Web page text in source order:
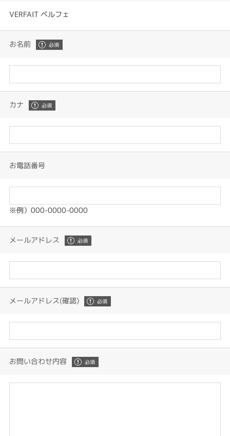
VERFAIT ベルフェ
お名前
カナ
お電話番号
※例）000-0000-0000
メールアドレス
メールアドレス(確認)
お問い合わせ内容